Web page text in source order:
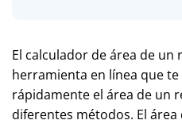
El calculador de área de un
herramienta en línea que
rápidamente el área de un
diferentes métodos. El